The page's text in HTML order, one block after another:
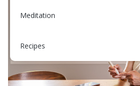
Meditation
Recipes